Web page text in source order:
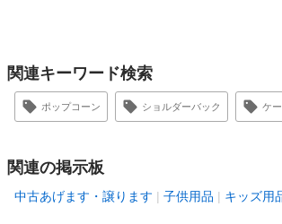
関連キーワード検索
ポップコーン ショルダーバック ケ
関連の掲示板
中古あげます・譲ります 子供用品 キッズ用